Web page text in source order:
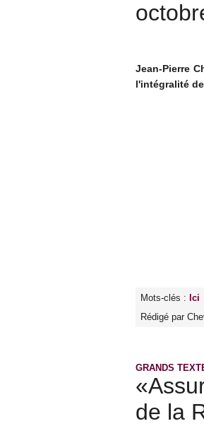
Jean-Pierre
l'intégralité
Mots-clés : lci
Rédigé par
GRANDS
de la